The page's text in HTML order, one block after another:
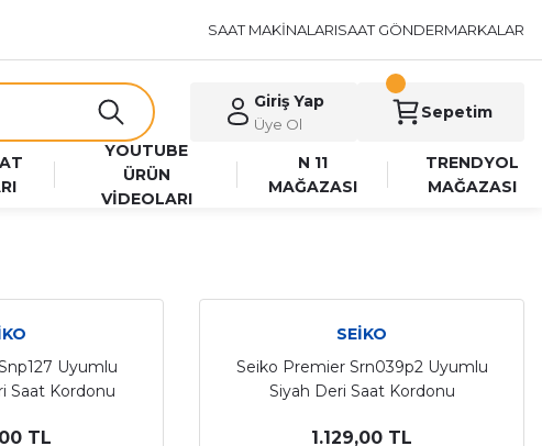
SAAT MAKİNALARISAAT GÖNDERMARKALAR
Giriş Yap
Üye Ol
Sepetim
YOUTUBE
ÜRÜN
VİDEOLARI
N 11
MAĞAZASI
TRENDYOL
MAĞAZASI
Uyumlu
Saat Kordonu
TL
SEİKO
Seiko Premier Srn039p2 Uyumlu
Siyah Deri Saat Kordonu
1.129,00 TL